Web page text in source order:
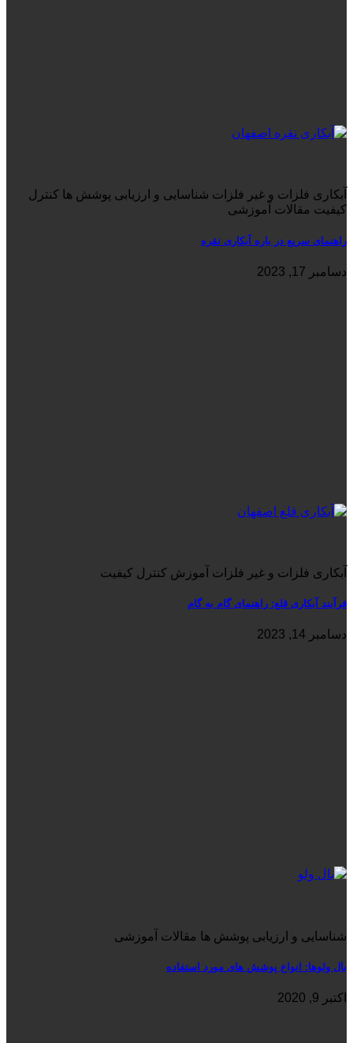
آبکاری فلزات و غیر فلزات شناسایی و ارزیابی پوشش ها کنترل
کیفیت مقالات آموزشی
راهنمای سریع در باره آبکاری نقره
دسامبر 17, 2023
آبکاری فلزات و غیر فلزات آموزش کنترل کیفیت
فرآیند آبکاری قلع: راهنمای گام به گام
دسامبر 14, 2023
شناسایی و ارزیابی پوشش ها مقالات آموزشی
بال ولوها: انواع پوشش های مورد استفاده
اکتبر 9, 2020